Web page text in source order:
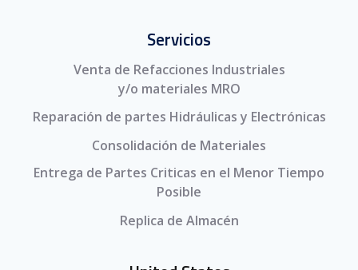
Servicios
Venta de Refacciones Industriales
y/o materiales MRO
Reparación de partes Hidráulicas y Electrónicas
Consolidación de Materiales
Entrega de Partes Criticas en el Menor Tiempo
Posible
Replica de Almacén